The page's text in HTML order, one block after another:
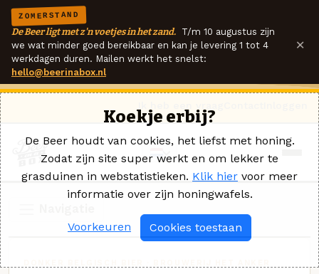
ZOMERSTAND
De Beer ligt met z'n voetjes in het zand. T/m 10 augustus zijn
we wat minder goed bereikbaar en kan je levering 1 tot 4
werkdagen duren. Mailen werkt het snelst:
hello@beerinabox.nl
×
Koekje erbij?
De Beer houdt van cookies, het liefst met honing.
Zodat zijn site super werkt en om lekker te
grasduinen in webstatistieken. Klik hier voor meer
informatie over zijn honingwafels.
Voorkeuren Cookies toestaan